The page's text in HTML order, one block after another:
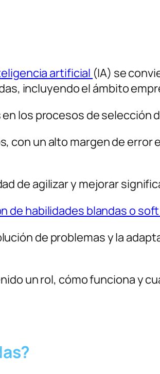
artificial (IA) se
incluyendo el ámbito
los procesos de selección
con un alto margen de error
de agilizar y mejorar
de habilidades blandas o
de problemas y la
un rol, cómo funciona y